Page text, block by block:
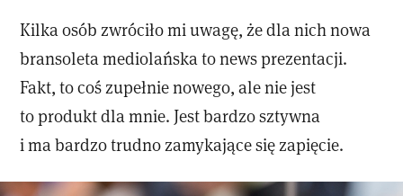
Kilka osób zwróciło mi uwagę, że dla nich nowa
bransoleta mediolańska to news prezentacji.
Fakt, to coś zupełnie nowego, ale nie jest
to produkt dla mnie. Jest bardzo sztywna
i ma bardzo trudno zamykające się zapięcie.